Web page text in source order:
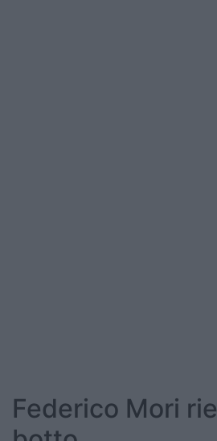
Federico Mori